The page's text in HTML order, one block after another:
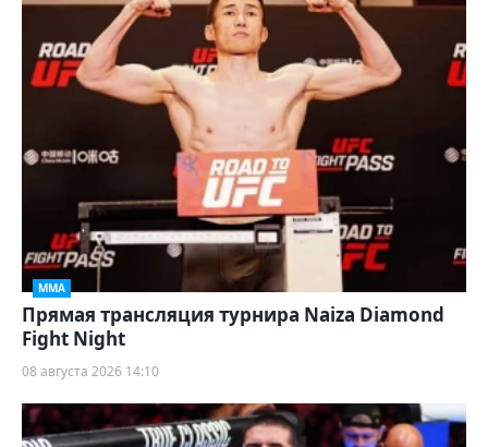
ММА
Прямая трансляция турнира Naiza Diamond
Fight Night
08 августа 2026 14:10